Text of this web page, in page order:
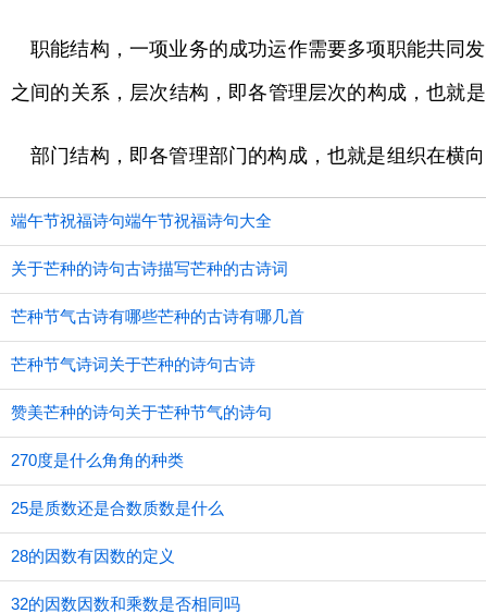
职能结构，一项业务的成功运作需要多项职能共同
之间的关系，层次结构，即各管理层次的构成，也就
部门结构，即各管理部门的构成，也就是组织在横
端午节祝福诗句端午节祝福诗句大全
关于芒种的诗句古诗描写芒种的古诗词
芒种节气古诗有哪些芒种的古诗有哪几首
芒种节气诗词关于芒种的诗句古诗
赞美芒种的诗句关于芒种节气的诗句
270度是什么角角的种类
25是质数还是合数质数是什么
28的因数有因数的定义
32的因数因数和乘数是否相同吗